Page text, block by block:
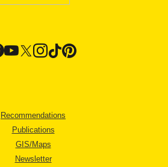
Recommendations
Publications
GIS/Maps
Newsletter